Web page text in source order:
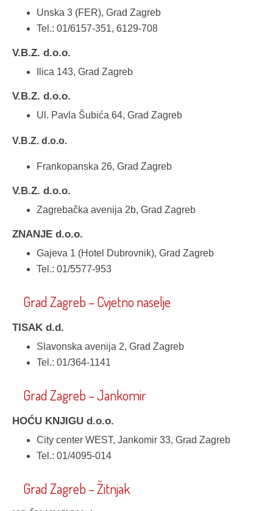
Unska 3 (FER), Grad Zagreb
Tel.: 01/6157-351, 6129-708
V.B.Z. d.o.o.
Ilica 143, Grad Zagreb
V.B.Z. d.o.o.
Ul. Pavla Šubića 64, Grad Zagreb
V.B.Z. d.o.o.
Frankopanska 26, Grad Zagreb
V.B.Z. d.o.o.
Zagrebačka avenija 2b, Grad Zagreb
ZNANJE d.o.o.
Gajeva 1 (Hotel Dubrovnik), Grad Zagreb
Tel.: 01/5577-953
Grad Zagreb – Cvjetno naselje
TISAK d.d.
Slavonska avenija 2, Grad Zagreb
Tel.: 01/364-1141
Grad Zagreb – Jankomir
HOĆU KNJIGU d.o.o.
City center WEST, Jankomir 33, Grad Zagreb
Tel.: 01/4095-014
Grad Zagreb – Žitnjak